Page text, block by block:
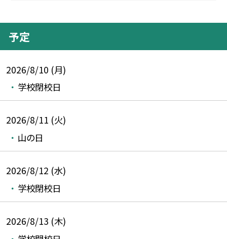
予定
2026/8/10 (月)
学校閉校日
2026/8/11 (火)
山の日
2026/8/12 (水)
学校閉校日
2026/8/13 (木)